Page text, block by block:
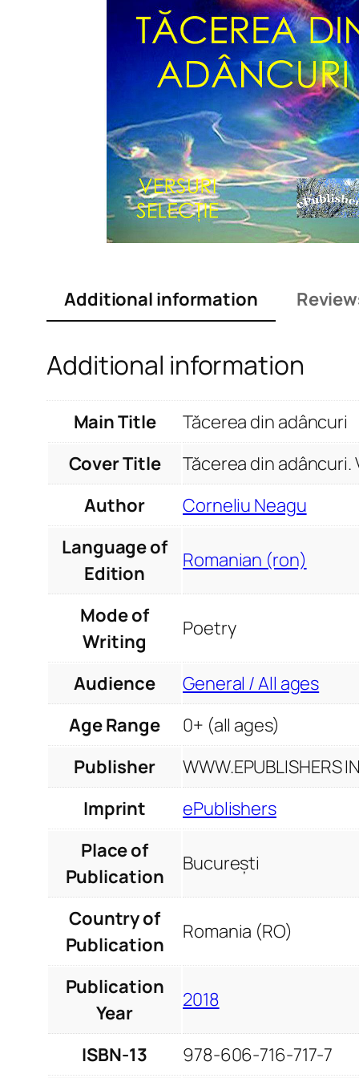
Additional information
Additional information
Main Title
Tăcerea din adâncuri
Cover Title
Tăcerea din adâncuri.
Author
Corneliu Neagu
Language of
Edition
Romanian (ron)
Mode of
Writing
Poetry
Audience
General / All ages
Age Range
0+ (all ages)
Publisher
WWW.EPUBLISHERS
Imprint
ePublishers
Place of
Publication
București
Country of
Publication
Romania (RO)
Publication
Year
2018
ISBN-13
978-606-716-717-7